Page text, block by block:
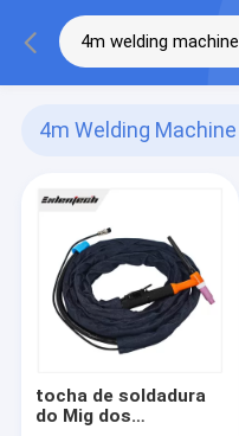
4m Welding
tocha de soldadura
do Mig dos